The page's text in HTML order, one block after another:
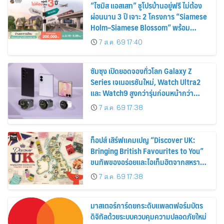
“ไซมิส แอสเสท” ชูโปรบ้านอยู่ฟรี ไม่ต้อง
ผ่อนนาน 3 ปี เจาะ 2 โครงการ “Siamese
Holm–Siamese Blossom” พร้อม
ส่วนลดและสิทธิพิเศษถึง 31 สิงหาคม
2569
7 ส.ค. 69 17:40
ซัมซุง เปิดยอดจองทั่วโลก Galaxy Z
Series เจเนอเรชันใหม่, Watch Ultra2
และ Watch9 สูงกว่ารุ่นก่อนหน้ากว่า
30%7 ส.ค. 69 17:38
ท็อปส์ เสิร์ฟแคมเปญ “Discover UK:
Bringing British Favourites to You”
ขนทัพของอร่อยและไอเท็มฮิตจากสหราช
อาณาจักร ส่งตรงถึงมือตั้งแต่วันนี้ – 18
สิงหาคมนี้
7 ส.ค. 69 17:38
มาสเตอร์การ์ดยกระดับแพลตฟอร์มบัตร
ดิจิทัลด้วยระบบควบคุมความปลอดภัยใหม่